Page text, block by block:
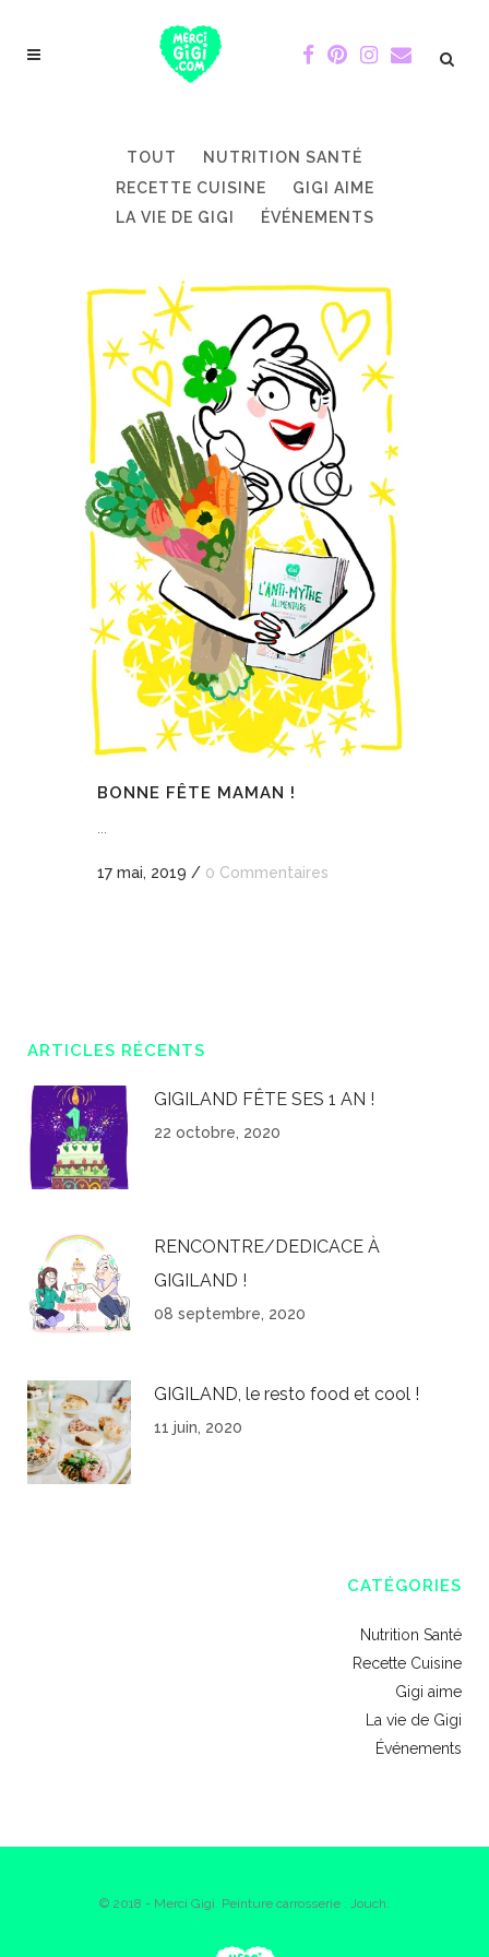
TOUT
NUTRITION SANTÉ
RECETTE CUISINE
GIGI AIME
LA VIE DE GIGI
ÉVÉNEMENTS
BONNE FÊTE MAMAN !
17 mai, 2019 / 0 Commentaires
ARTICLES RÉCENTS
GIGILAND FÊTE SES 1 AN !
22 octobre, 2020
RENCONTRE/DEDICACE À
GIGILAND !
08 septembre, 2020
GIGILAND, le resto food et cool !
11 juin, 2020
CATÉGORIES
Nutrition Santé
Recette Cuisine
Gigi aime
La vie de Gigi
Événements
© 2018 - Merci Gigi. Peinture carrosserie : Jouch.